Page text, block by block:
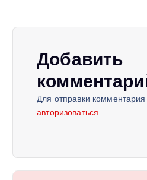
ц
о
Добавить
Для отправки
авторизоваться